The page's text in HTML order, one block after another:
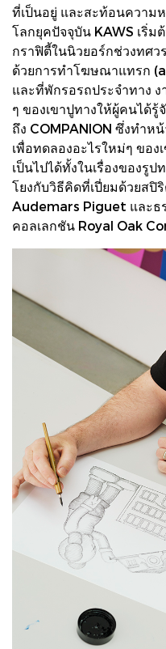
ที่เป็นอยู่ และสะท้อนความ
โลกยุคปัจจุบัน KAWS เริ่
กราฟิตี้ในนิวยอร์กช่วงทศว
ด้วยการทําโฆษณาแทรก
และที่พักรอรถประจําทาง
ๆ ของเขาปูทางให้ผู้คนได้รู้
ถึง COMPANION ซึ่งทําห
เพื่อทดลองอะไรใหม่ๆ ขอ
เป็นไปได้ทั้งในเรื่องของรู
โยงกับวิธีคิดที่เปี่ยมด้วยสปิ
Audemars Piguet และธ
คอลเลกชัน Royal Oak